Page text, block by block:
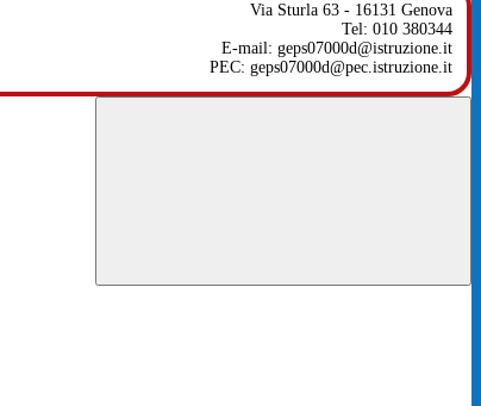
Via Sturla 63 - 16131 Genova
Tel: 010 380344
E-mail: geps07000d@istruzione.it
PEC: geps07000d@pec.istruzione.it